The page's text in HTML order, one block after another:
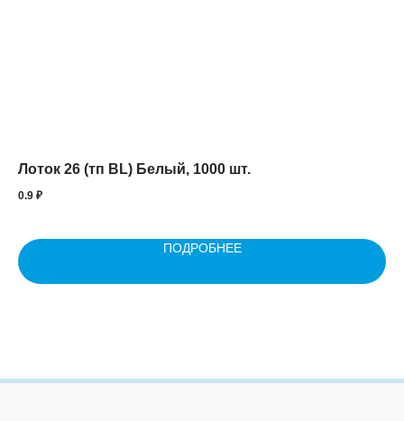
Лоток 26 (тп BL) Белый, 1000 шт.
0.9 ₽
ПОДРОБНЕЕ